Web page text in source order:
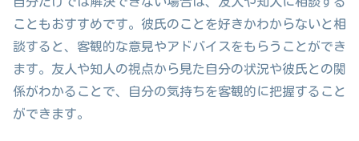
こともおすすめです。彼氏のことを好きかわからないと相
談すると、客観的な意見やアドバイスをもらうことができ
ます。友人や知人の視点から見た自分の状況や彼氏との関
係がわかることで、自分の気持ちを客観的に把握すること
ができます。